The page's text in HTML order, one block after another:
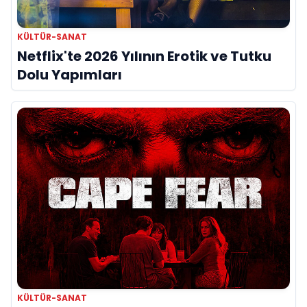
KÜLTÜR-SANAT
Netflix'te 2026 Yılının Erotik ve Tutku
Dolu Yapımları
KÜLTÜR-SANAT